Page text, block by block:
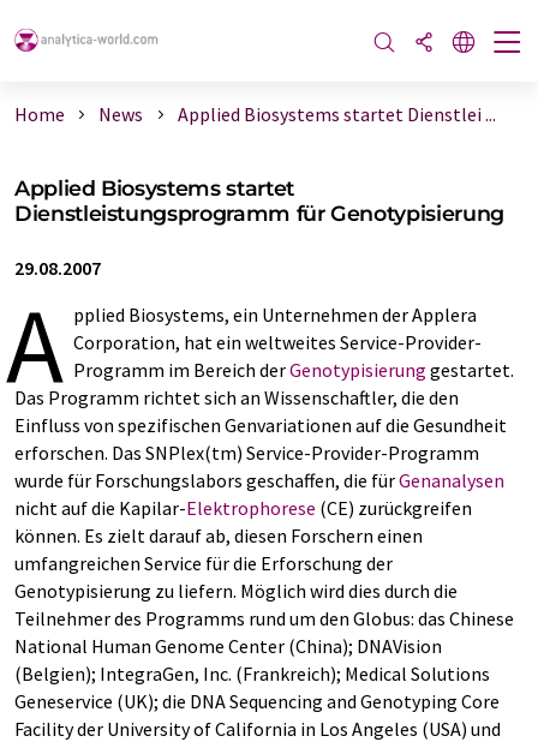
Home News Applied Biosystems startet Dienstlei ...
Applied Biosystems startet
Dienstleistungsprogramm für Genotypisierung
29.08.2007
A pplied Biosystems, ein Unternehmen der Applera
Corporation, hat ein weltweites Service-Provider-
Programm im Bereich derGenotypisierung gestartet.
Das Programm richtet sich an Wissenschaftler, die den
Einfluss von spezifischen Genvariationen auf die Gesundheit
erforschen. Das SNPlex(tm) Service-Provider-Programm
wurde für Forschungslabors geschaffen, die fürGenanalysen
nicht auf die Kapilar-Elektrophorese (CE) zurückgreifen
können. Es zielt darauf ab, diesen Forschern einen
umfangreichen Service für die Erforschung der
Genotypisierung zu liefern. Möglich wird dies durch die
Teilnehmer des Programms rund um den Globus: das Chinese
National Human Genome Center (China); DNAVision
(Belgien); IntegraGen, Inc. (Frankreich); Medical Solutions
Geneservice (UK); die DNA Sequencing and Genotyping Core
Facility der University of California in Los Angeles (USA) und